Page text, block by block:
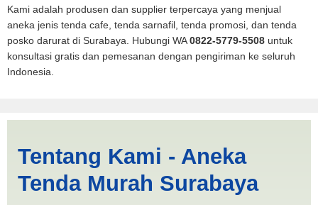
Kami adalah produsen dan supplier terpercaya yang menjual
aneka jenis tenda cafe, tenda sarnafil, tenda promosi, dan tenda
posko darurat di Surabaya. Hubungi WA0822-5779-5508 untuk
konsultasi gratis dan pemesanan dengan pengiriman ke seluruh
Indonesia.
PRODUKSI ANEKA TENDA
MURAH
Tentang Kami - Aneka
Tenda Murah Surabaya